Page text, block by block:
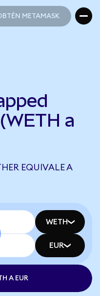
METAMASK
a
EQUIVALE A
WETH
EUR
A EUR